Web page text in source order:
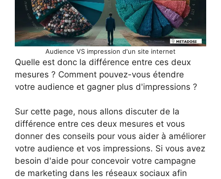
Audience VS impression d'un site internet
Quelle est donc la différence entre ces deux
mesures ? Comment pouvez-vous étendre
votre audience et gagner plus d'impressions ?
Sur cette page, nous allons discuter de la
différence entre ces deux mesures et vous
donner des conseils pour vous aider à améliorer
votre audience et vos impressions. Si vous avez
besoin d'aide pour concevoir votre campagne
de marketing dans les réseaux sociaux afin